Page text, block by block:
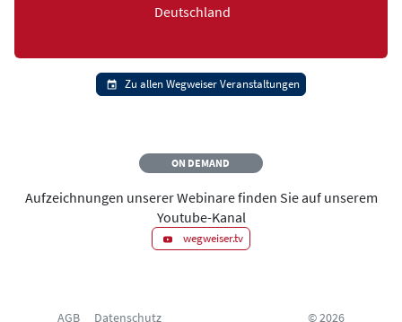
Deutschland
Zu allen Wegweiser Veranstaltungen
ON DEMAND
Aufzeichnungen unserer Webinare finden Sie auf unserem
Youtube-Kanal
wegweiser.tv
AGB Datenschutz © 2026